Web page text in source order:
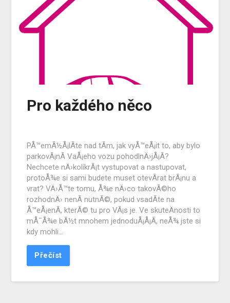
Pro každého něco
PÅ™emÃ½Å¡lÃ­te nad tÃ­m, jak vyÅ™eÅ¡it to, aby bylo
parkovÃ¡nÃ­ VaÅ¡eho vozu pohodlnÄ›jÅ¡Ã­?
Nechcete nÄ›kolikrÃ¡t vystupovat a nastupovat,
protoÅ¾e si sami budete muset otevÃ­rat brÃ¡nu a
vrat? VÄ›Å™te tomu, Å¾e nÄ›co takovÃ©ho
rozhodnÄ› nenÃ­ nutnÃ©, pokud vsadÃ­te na
Å™eÅ¡enÃ­, kterÃ© tu pro VÃ¡s je. Ve skuteÄnosti to
mÅ¯Å¾e bÃ½t mnohem jednoduÅ¡Å¡Ã­, neÅ¾ jste si
kdy mohli…
Přečíst